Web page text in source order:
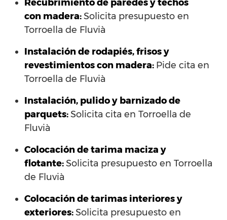
Recubrimiento de paredes y techos
con madera:Solicita presupuesto en
Torroella de Fluvià
Instalación de rodapiés, frisos y
revestimientos con madera: Pide cita en
Torroella de Fluvià
Instalación, pulido y barnizado de
parquets:Solicita cita en Torroella de
Fluvià
Colocación de tarima maciza y
flotante:Solicita presupuesto en Torroella
de Fluvià
Colocación de tarimas interiores y
exteriores:Solicita presupuesto en